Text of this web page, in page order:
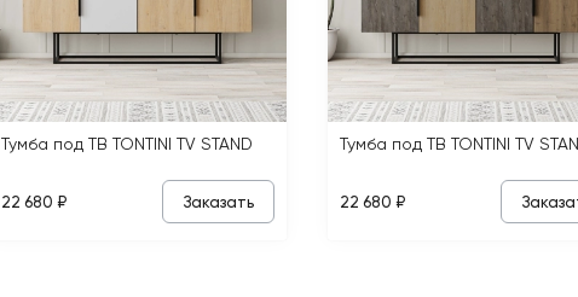
Тумба под ТВ TONTINI TV STAND
22 680 ₽ Заказать
Тумба под ТВ TONTINI TV
22 680 ₽